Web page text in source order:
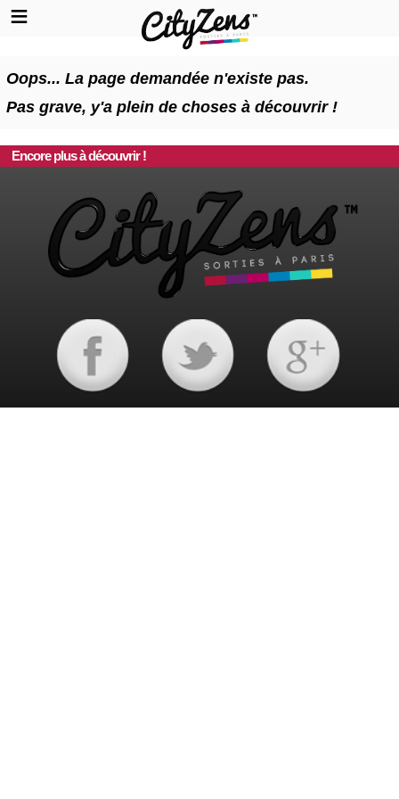
Oops... La page demandée n'existe pas.
Pas grave, y'a plein de choses à découvrir !
Encore plus à découvrir !